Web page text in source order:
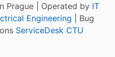
Prague | Operated by IT
Engineering | Bug
ServiceDesk CTU